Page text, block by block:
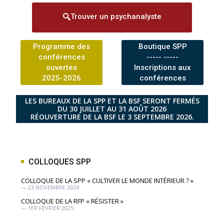
Trouver un psychanalyste
Programme des
conférences
ouvertes
2025-2026
Boutique SPP
----- -----
Inscriptions aux
conférences
LES BUREAUX DE LA SPP ET LA BSF SERONT FERMÉS
DU 30 JUILLET AU 31 AOÛT 2026
RÉOUVERTURE DE LA BSF LE 3 SEPTEMBRE 2026.
COLLOQUES SPP
COLLOQUE DE LA SPP « CULTIVER LE MONDE INTÉRIEUR ? »
— 23 NOVEMBRE 2024
COLLOQUE DE LA RFP « RÉSISTER »
— 1ER FÉVRIER 2025